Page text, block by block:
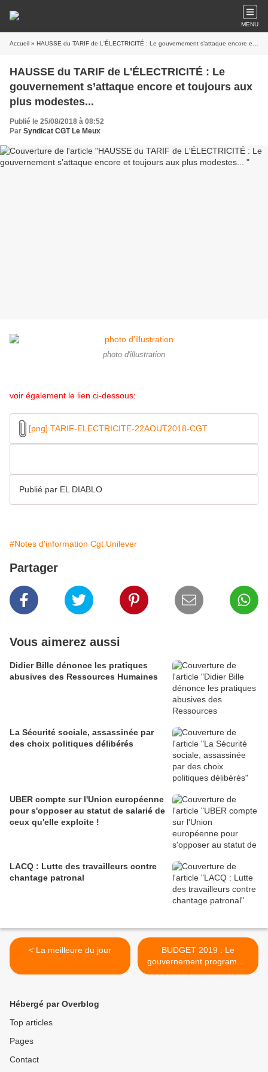
MENU
Accueil » HAUSSE du TARIF de L'ÉLECTRICITÉ : Le gouvernement s’attaque encore et toujours aux plus modestes...
HAUSSE du TARIF de L'ÉLECTRICITÉ : Le
gouvernement s’attaque encore et toujours aux
plus modestes...
Publié le 25/08/2018 à 08:52
Par Syndicat CGT Le Meux
photo d'illustration
voir également le lien ci-dessous:
[png] TARIF-ELECTRICITE-22AOUT2018-CGT
Publié par EL DIABLO
#Notes d'information Cgt Unilever
Partager
Vous aimerez aussi
Didier Bille dénonce les pratiques
abusives des Ressources Humaines
La Sécurité sociale, assassinée par
des choix politiques délibérés
UBER compte sur l'Union européenne
pour s'opposer au statut de salarié de
ceux qu'elle exploite !
LACQ : Lutte des travailleurs contre
chantage patronal
< La meilleure du jour
BUDGET 2019 : Le
gouvernement programme
une FORTE AUSTÉRITÉ >
Hébergé par Overblog
Top articles
Pages
Contact